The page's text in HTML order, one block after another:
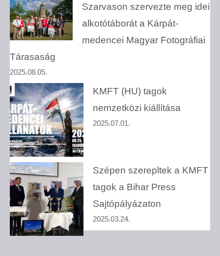
Szarvason szervezte meg idei
alkotótáborát a Kárpát-
medencei Magyar Fotográfiai
Tárasaság
2025.08.05.
KMFT (HU) tagok
nemzetközi kiállítása
2025.07.01.
Szépen szerepltek a KMFT
tagok a Bihar Press
Sajtópályázaton
2025.03.24.